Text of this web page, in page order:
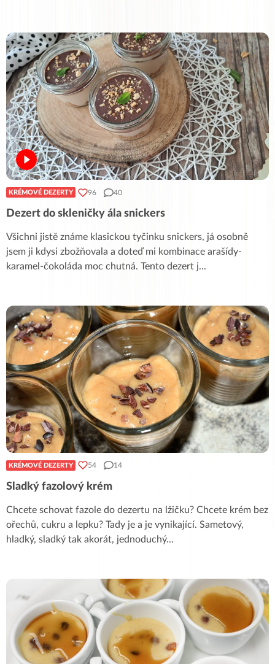
KRÉMOVÉ DEZERTY 96 40
Dezert do skleničky ála snickers
Všichni jistě známe klasickou tyčinku snickers, já osobně
jsem ji kdysi zbožňovala a doteď mi kombinace arašídy-
karamel-čokoláda moc chutná. Tento dezert j...
KRÉMOVÉ DEZERTY 54 14
Sladký fazolový krém
Chcete schovat fazole do dezertu na lžičku? Chcete krém bez
ořechů, cukru a lepku? Tady je a je vynikající. Sametový,
hladký, sladký tak akorát, jednoduchý...